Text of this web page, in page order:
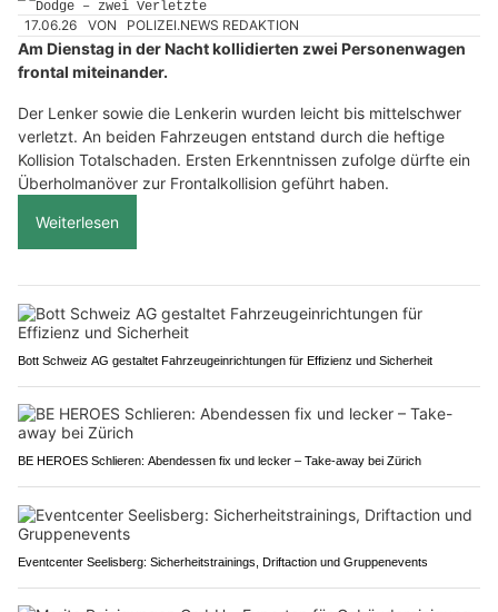
17.06.26 VON POLIZEI.NEWS REDAKTION
Am Dienstag in der Nacht kollidierten zwei Personenwagen
frontal miteinander.
Der Lenker sowie die Lenkerin wurden leicht bis mittelschwer
verletzt. An beiden Fahrzeugen entstand durch die heftige
Kollision Totalschaden. Ersten Erkenntnissen zufolge dürfte ein
Überholmanöver zur Frontalkollision geführt haben.
Weiterlesen
Bott Schweiz AG gestaltet Fahrzeugeinrichtungen für Effizienz und Sicherheit
BE HEROES Schlieren: Abendessen fix und lecker – Take-away bei Zürich
Eventcenter Seelisberg: Sicherheitstrainings, Driftaction und Gruppenevents